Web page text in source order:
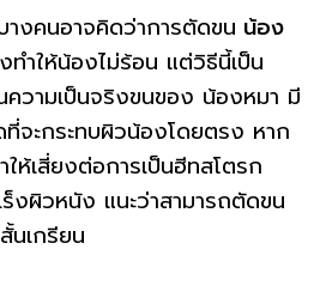
างคนอาจคิดว่าการตัดขน น้อง
ทำให้น้องไม่ร้อน แต่วิธีนี้เป็น
นความเป็นจริงขนของ น้องหมา มี
จะกระทบผิวน้องโดยตรง หาก
ห้เสี่ยงต่อการเป็นฮีทสโตรก
ร็งผิวหนัง แนะว่าสามารถตัดขน
นเกรียน